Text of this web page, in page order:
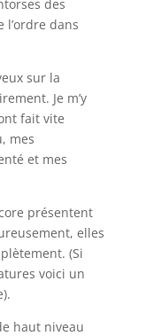
des
l’ordre dans
sur la
Je m’y
fait vite
mes
et mes
présentent
elles
(Si
voici un
haut niveau